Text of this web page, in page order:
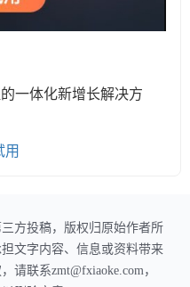
一体化新增长解决方
用
方投稿，版权归原始作者所
文字内容、信息或资料带来
请联系zmt@fxiaoke.com，